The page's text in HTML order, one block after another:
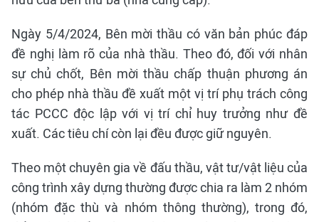
Ngày 5/4/2024, Bên mời thầu có văn bản phúc đáp
đề nghị làm rõ của nhà thầu. Theo đó, đối với nhân
sự chủ chốt, Bên mời thầu chấp thuận phương án
cho phép nhà thầu đề xuất một vị trí phụ trách công
tác PCCC độc lập với vị trí chỉ huy trưởng như đề
xuất. Các tiêu chí còn lại đều được giữ nguyên.
Theo một chuyên gia về đấu thầu, vật tư/vật liệu của
công trình xây dựng thường được chia ra làm 2 nhóm
(nhóm đặc thù và nhóm thông thường), trong đó,